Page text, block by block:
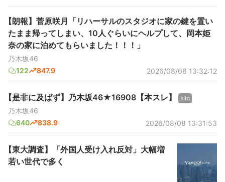
【朗報】菅原咲月「リハーサルのスタジオに家の鍵を置い
たまま帰ってしまい、10人ぐらいにヘルプして、岡本姫
奈の家に泊めてもらいました！！！」
乃木坂46
122
847.9 2026/08/08 13:32:12
【是非に及ばず】乃木坂46★16908【本スレ】 slip
乃木坂46
640
838.9 2026/08/08 13:31:53
【東大調査】「外国人受け入れ反対」大幅増
若い世代で多く